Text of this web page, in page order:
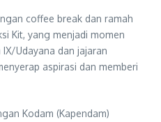
coffee break dan ramah
Kit, yang menjadi momen
Udayana dan jajaran
aspirasi dan memberi
Kodam (Kapendam)